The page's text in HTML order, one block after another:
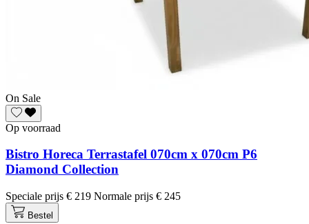
On Sale
Op voorraad
Bistro Horeca Terrastafel 070cm x 070cm P6
Diamond Collection
Speciale prijs € 219 Normale prijs € 245
Bestel